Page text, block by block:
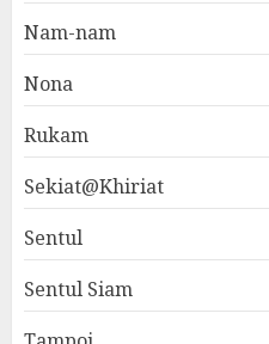
Nam-nam
Nona
Rukam
Sekiat@Khiriat
Sentul
Sentul Siam